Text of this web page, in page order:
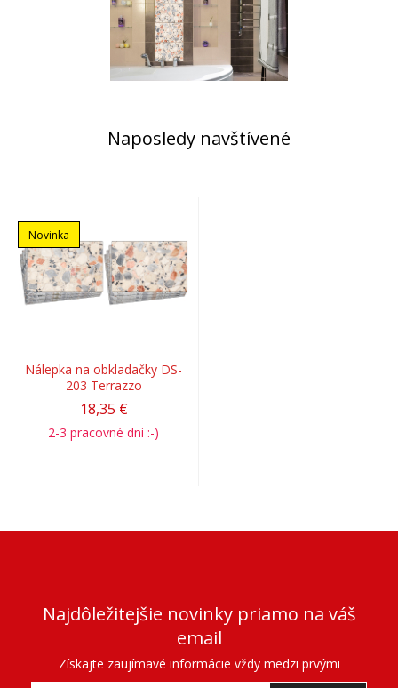
Naposledy navštívené
Novinka
Nálepka na obkladačky DS-
203 Terrazzo
18,35 €
2-3 pracovné dni :-)
Najdôležitejšie novinky priamo na váš
email
Získajte zaujímavé informácie vždy medzi prvými